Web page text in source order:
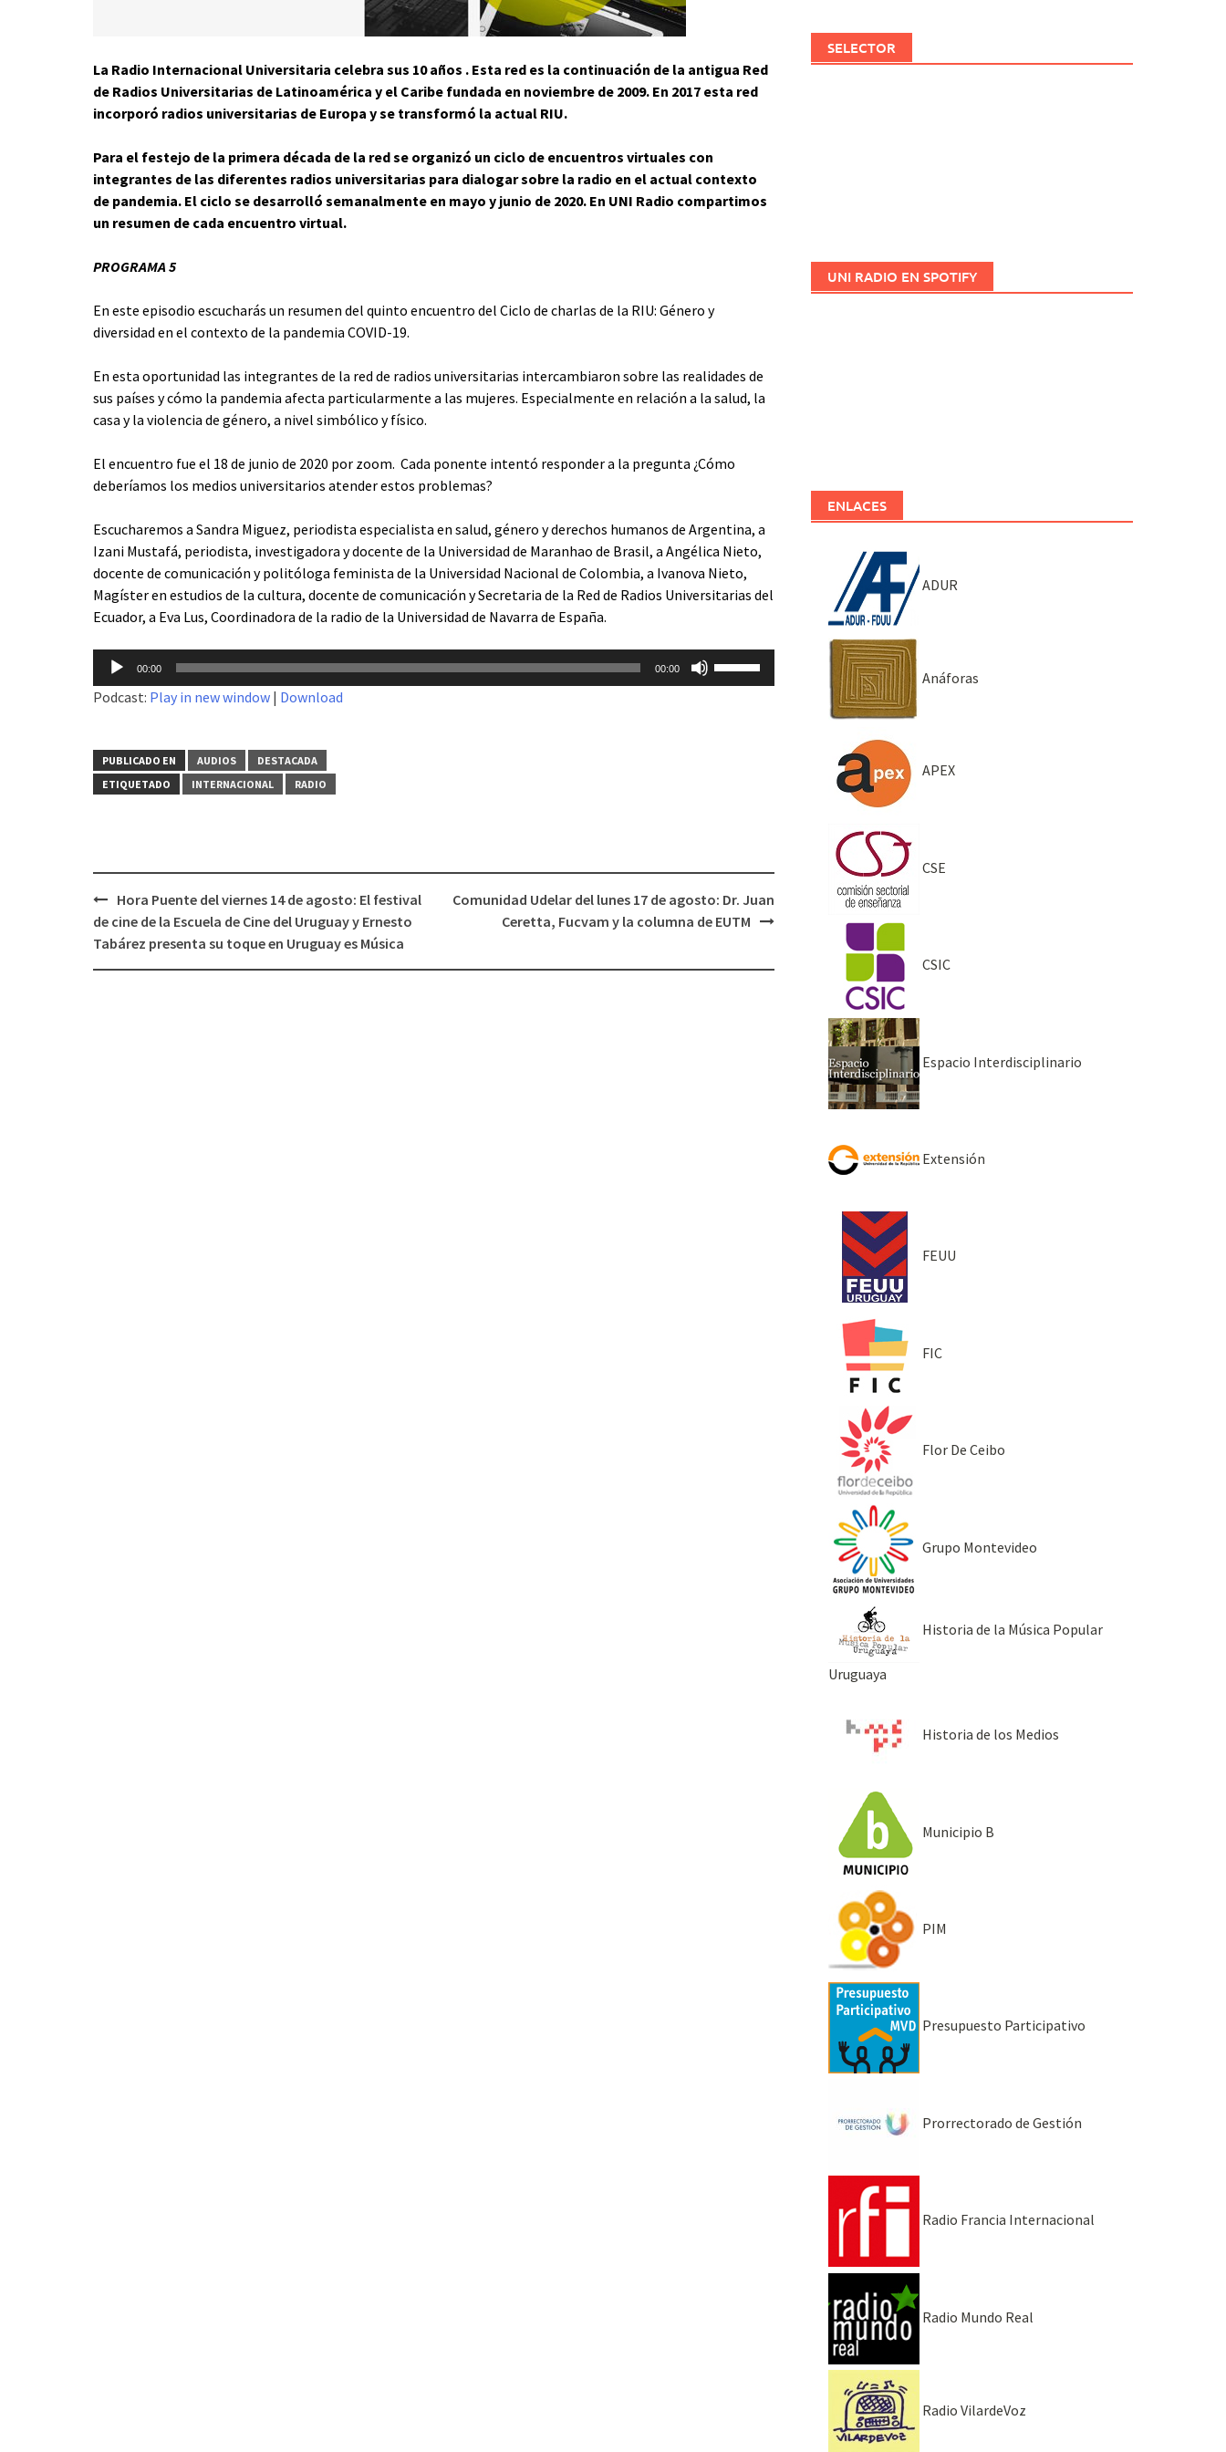
La Radio Internacional Universitaria celebra sus 10 años . Esta red es la continuación de la antigua Red
de Radios Universitarias de Latinoamérica y el Caribe fundada en noviembre de 2009. En 2017 esta red
incorporó radios universitarias de Europa y se transformó la actual RIU.
Para el festejo de la primera década de la red se organizó un ciclo de encuentros virtuales con
integrantes de las diferentes radios universitarias para dialogar sobre la radio en el actual contexto
de pandemia. El ciclo se desarrolló semanalmente en mayo y junio de 2020. En UNI Radio compartimos
un resumen de cada encuentro virtual.
PROGRAMA 5
En este episodio escucharás un resumen del quinto encuentro del Ciclo de charlas de la RIU: Género y
diversidad en el contexto de la pandemia COVID-19.
En esta oportunidad las integrantes de la red de radios universitarias intercambiaron sobre las realidades de
sus países y cómo la pandemia afecta particularmente a las mujeres. Especialmente en relación a la salud, la
casa y la violencia de género, a nivel simbólico y físico.
El encuentro fue el 18 de junio de 2020 por zoom. Cada ponente intentó responder a la pregunta ¿Cómo
deberíamos los medios universitarios atender estos problemas?
Escucharemos a Sandra Miguez, periodista especialista en salud, género y derechos humanos de Argentina, a
Izani Mustafá, periodista, investigadora y docente de la Universidad de Maranhao de Brasil, a Angélica Nieto,
docente de comunicación y politóloga feminista de la Universidad Nacional de Colombia, a Ivanova Nieto,
Magíster en estudios de la cultura, docente de comunicación y Secretaria de la Red de Radios Universitarias del
Ecuador, a Eva Lus, Coordinadora de la radio de la Universidad de Navarra de España.
Reproductor
de
audio
00:00 00:00
el
volumen.
Podcast: Play in new window | Download
PUBLICADO EN AUDIOS
DESTACADA
ETIQUETADO
INTERNACIONAL RADIO
Navegación
de
entradas
Hora Puente del viernes 14 de agosto: El festival
de cine de la Escuela de Cine del Uruguay y Ernesto
Tabárez presenta su toque en Uruguay es Música
Comunidad Udelar del lunes 17 de agosto: Dr. Juan
Ceretta, Fucvam y la columna de EUTM
SELECTOR
UNI RADIO EN SPOTIFY
ENLACES
ADUR
Anáforas
APEX
CSE
CSIC
Espacio Interdisciplinario
Extensión
FEUU
FIC
Flor De Ceibo
Grupo Montevideo
Historia de la Música Popular
Uruguaya
Historia de los Medios
Municipio B
PIM
Presupuesto Participativo
Prorrectorado de Gestión
Radio Francia Internacional
Radio Mundo Real
Radio VilardeVoz